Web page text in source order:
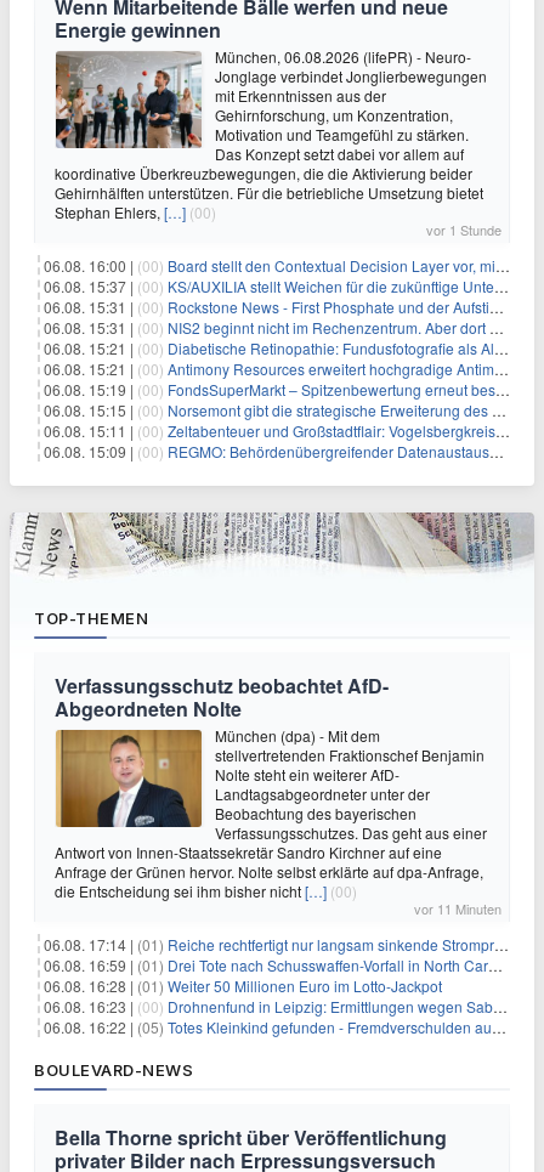
Wenn Mitarbeitende Bälle werfen und neue
Energie gewinnen
München, 06.08.2026 (lifePR) - Neuro-
Jonglage verbindet Jonglierbewegungen
mit Erkenntnissen aus der
Gehirnforschung, um Konzentration,
Motivation und Teamgefühl zu stärken.
Das Konzept setzt dabei vor allem auf
koordinative Überkreuzbewegungen, die die Aktivierung beider
Gehirnhälften unterstützen. Für die betriebliche Umsetzung bietet
Stephan Ehlers, […] (00)
vor 1 Stunde
06.08. 16:00 | (00) Board stellt den Contextual Decision Layer vor, mit dem Unternehmensdaten und KI-Investitionen in intelligentere Geschäftsentscheidungen umgesetzt wer
06.08. 15:37 | (00) KS/AUXILIA stellt Weichen für die zukünftige Unternehmensführung
06.08. 15:31 | (00) Rockstone News - First Phosphate und der Aufstieg der nordamerikanischen Batterie-Unabhängigkeit: Die Entstehung des Battery Valley in Québec
06.08. 15:31 | (00) NIS2 beginnt nicht im Rechenzentrum. Aber dort endet sie auch nicht.
06.08. 15:21 | (00) Diabetische Retinopathie: Fundusfotografie als Alternative zur Ophthalmoskopie
06.08. 15:21 | (00) Antimony Resources erweitert hochgradige Antimonzone – neue Bohrergebnisse bestätigen Wachstumspotenzial
06.08. 15:19 | (00) FondsSuperMarkt – Spitzenbewertung erneut bestätigt
06.08. 15:15 | (00) Norsemont gibt die strategische Erweiterung des Konzessionspakets Choquelimpie auf 9.048 Hektar bekannt
06.08. 15:11 | (00) Zeltabenteuer und Großstadtflair: Vogelsbergkreis blickt auf zwei erfolgreiche Sommerfreizeiten zurück
06.08. 15:09 | (00) REGMO: Behördenübergreifender Datenaustausch für Millionen Bürger:innen – Teil 1
TOP-THEMEN
Verfassungsschutz beobachtet AfD-
Abgeordneten Nolte
München (dpa) - Mit dem
stellvertretenden Fraktionschef Benjamin
Nolte steht ein weiterer AfD-
Landtagsabgeordneter unter der
Beobachtung des bayerischen
Verfassungsschutzes. Das geht aus einer
Antwort von Innen-Staatssekretär Sandro Kirchner auf eine
Anfrage der Grünen hervor. Nolte selbst erklärte auf dpa-Anfrage,
die Entscheidung sei ihm bisher nicht[…] (00)
vor 11 Minuten
06.08. 17:14 | (01) Reiche rechtfertigt nur langsam sinkende Strompreise
06.08. 16:59 | (01) Drei Tote nach Schusswaffen-Vorfall in North Carolina
06.08. 16:28 | (01) Weiter 50 Millionen Euro im Lotto-Jackpot
06.08. 16:23 | (00) Drohnenfund in Leipzig: Ermittlungen wegen Sabotage und Spionage
06.08. 16:22 | (05) Totes Kleinkind gefunden - Fremdverschulden ausgeschlossen
BOULEVARD-NEWS
Bella Thorne spricht über Veröffentlichung
privater Bilder nach Erpressungsversuch